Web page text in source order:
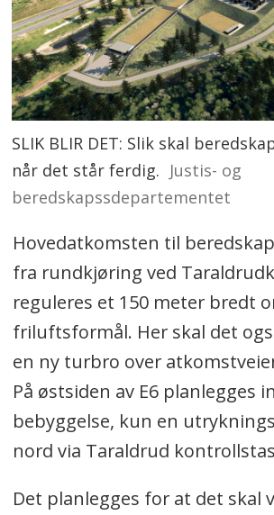
SLIK BLIR DET: Slik skal
når det står ferdig. Justis- og
beredskapssdepartementet
Hovedatkomsten til
fra rundkjøring ved
reguleres et 150 meter bredt
friluftsformål. Her skal det
en ny turbro over
På østsiden av E6 planlegges
bebyggelse, kun en
nord via Taraldrud
Det planlegges for at det skal